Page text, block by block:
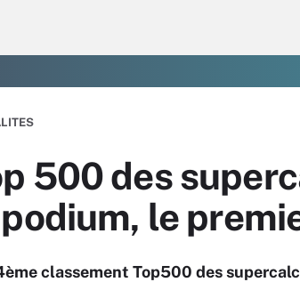
500 des
le
classement Top500 des